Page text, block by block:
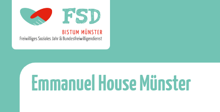
Emmanuel House Münster